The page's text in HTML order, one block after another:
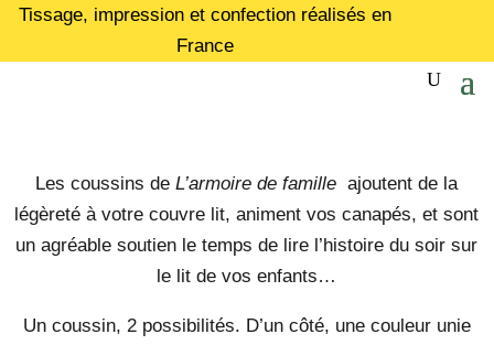
Tissage, impression et confection réalisés en
France
Les coussins deL’armoire de famille ajoutent de la
légèreté à votre couvre lit, animent vos canapés, et sont
un agréable soutien le temps de lire l’histoire du soir sur
le lit de vos enfants…
Un coussin, 2 possibilités. D’un côté, une couleur unie